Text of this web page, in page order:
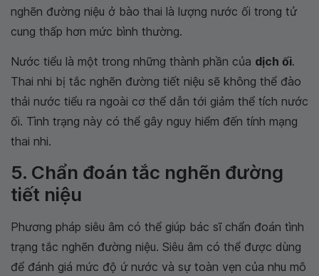
nghẽn đường niệu ở bào thai là lượng nước ối trong tử
cung thấp hơn mức bình thường.
Nước tiểu là một trong những thành phần của dịch ối.
Thai nhi bị tắc nghẽn đường tiết niệu sẽ không thể đào
thải nước tiểu ra ngoài cơ thể dẫn tới giảm thể tích nước
ối. Tình trạng này có thể gây nguy hiểm đến tính mạng
thai nhi.
5. Chẩn đoán tắc nghẽn đường
tiết niệu
Phương pháp siêu âm có thể giúp bác sĩ chẩn đoán tình
trạng tắc nghẽn đường niệu. Siêu âm có thể được dùng
để đánh giá mức độ ứ nước và sự toàn vẹn của nhu mô